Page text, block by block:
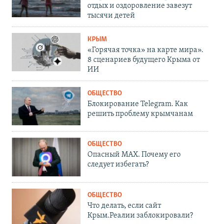
отдых и оздоровление завезут
тысячи детей
КРЫМ
«Горячая точка» на карте мира».
8 сценариев будущего Крыма от
ИИ
ОБЩЕСТВО
Блокирование Telegram. Как
решить проблему крымчанам
ОБЩЕСТВО
Опасный MAX. Почему его
следует избегать?
ОБЩЕСТВО
Что делать, если сайт
Крым.Реалии заблокировали?